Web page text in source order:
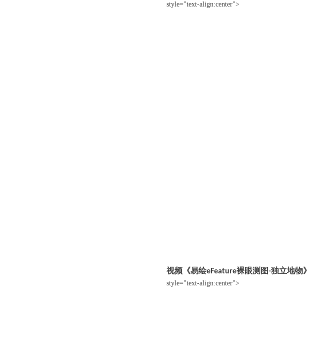
style="text-align:center">
视频《易绘eFeature裸眼测图-独立地物》
style="text-align:center">